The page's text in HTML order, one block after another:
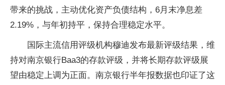
带来的挑战，主动优化资产负债结构，6月末净息差
2.19%，与年初持平，保持合理稳定水平。
国际主流信用评级机构穆迪发布最新评级结果，维
持对南京银行Baa3的存款评级，并将长期存款评级展
望由稳定上调为正面。南京银行半年报数据也印证了这